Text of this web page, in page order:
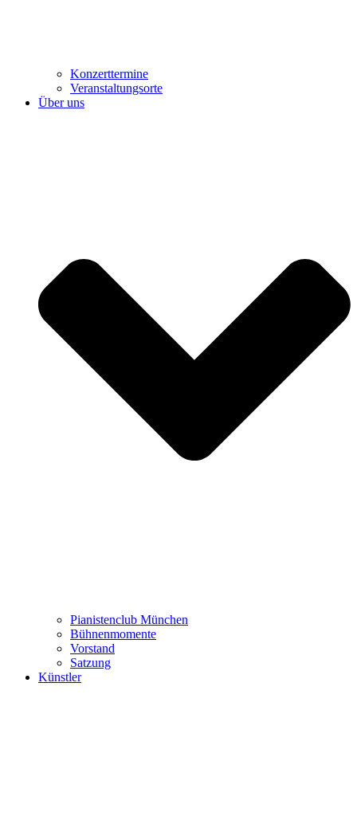
Konzerttermine
Veranstaltungsorte
Über uns
Pianistenclub München
Bühnenmomente
Vorstand
Satzung
Künstler